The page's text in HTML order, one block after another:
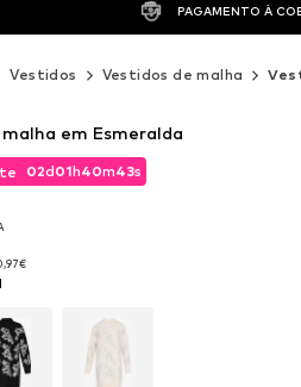
PAGAMENTO À
Vestidos Vestidos de malha
02d01h40m42s
02d01h40m42s
em Esmeralda